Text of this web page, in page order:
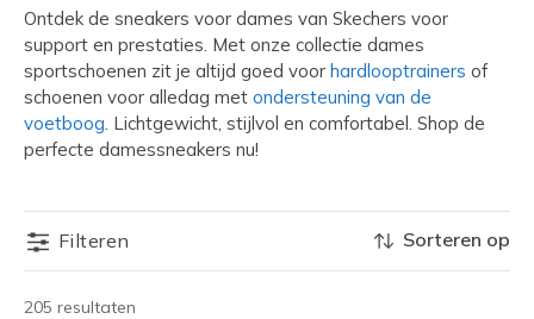
Ontdek de sneakers voor dames van Skechers voor
support en prestaties. Met onze collectie dames
sportschoenen zit je altijd goed voor hardlooptrainers of
schoenen voor alledag met ondersteuning van de
voetboog. Lichtgewicht, stijlvol en comfortabel. Shop de
perfecte damessneakers nu!
Filteren
205 resultaten
Sorteren op